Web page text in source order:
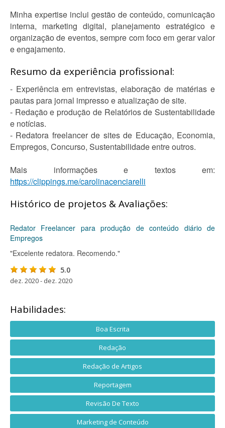
Minha expertise inclui gestão de conteúdo, comunicação
interna, marketing digital, planejamento estratégico e
organização de eventos, sempre com foco em gerar valor
e engajamento.
Resumo da experiência profissional:
- Experiência em entrevistas, elaboração de matérias e
pautas para jornal impresso e atualização de site.
- Redação e produção de Relatórios de Sustentabilidade
e notícias.
- Redatora freelancer de sites de Educação, Economia,
Empregos, Concurso, Sustentabilidade entre outros.
Mais informações e textos em:
https://clippings.me/carolinacenciarelli
Histórico de projetos & Avaliações:
Redator Freelancer para produção de conteúdo diário de
Empregos
"Excelente redatora. Recomendo."
5.0
dez. 2020 - dez. 2020
Habilidades:
Boa Escrita
Redação
Redação de Artigos
Reportagem
Revisão De Texto
Marketing de Conteúdo